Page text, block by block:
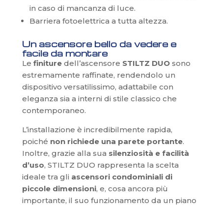
in caso di mancanza di luce.
Barriera fotoelettrica a tutta altezza.
Un ascensore bello da vedere e
facile da montare
Le finituredell’ascensore STILTZ DUOsono
estremamente raffinate, rendendolo un
dispositivo versatilissimo, adattabile con
eleganza sia a interni di stile classico che
contemporaneo.
L’installazione è incredibilmente rapida,
poiché non richiede una parete portante.
Inoltre, grazie alla sua silenziosità e facilità
d’uso, STILTZ DUO rappresenta la scelta
ideale tra gli ascensori condominiali di
piccole dimensioni, e, cosa ancora più
importante, il suo funzionamento da un piano